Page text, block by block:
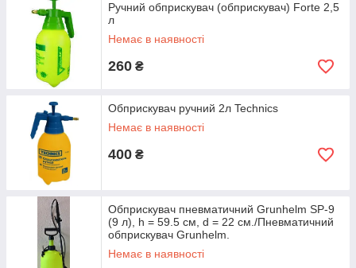
Ручний обприскувач (обприскувач) Forte 2,5
л
Немає в наявності
260 ₴
Обприскувач ручний 2л Technics
Немає в наявності
400 ₴
Обприскувач пневматичний Grunhelm SP-9
(9 л), h = 59.5 см, d = 22 см./Пневматичний
обприскувач Grunhelm.
Немає в наявності